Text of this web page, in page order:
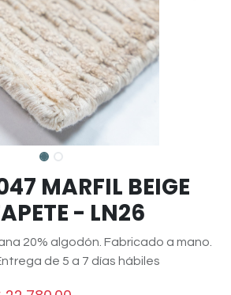
MARFIL BEIGE
- LN26
20% algodón. Fabricado a mano.
de 5 a 7 días hábiles